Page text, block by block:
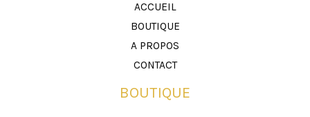
ACCUEIL
BOUTIQUE
A PROPOS
CONTACT
BOUTIQUE